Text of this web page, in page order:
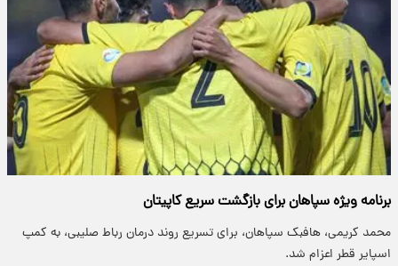
برنامه ویژه سپاهان برای بازگشت سریع کاپیتان
محمد کریمی، هافبک سپاهان، برای تسریع روند درمان رباط صلیبی، به کمپ
اسپایر قطر اعزام شد.